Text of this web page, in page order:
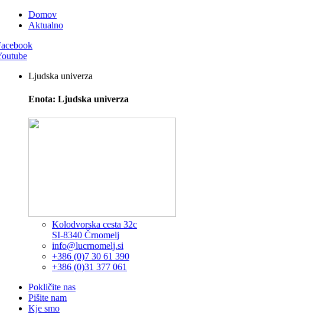
Domov
Aktualno
Ljudska univerza
Enota: Ljudska univerza
Kolodvorska cesta 32c
SI-8340 Črnomelj
info@lucrnomelj.si
+386 (0)7 30 61 390
+386 (0)31 377 061
Pokličite nas
Pišite nam
Kje smo